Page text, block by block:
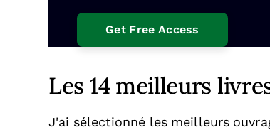
Les 14 meilleurs
J'ai sélectionné les meilleurs